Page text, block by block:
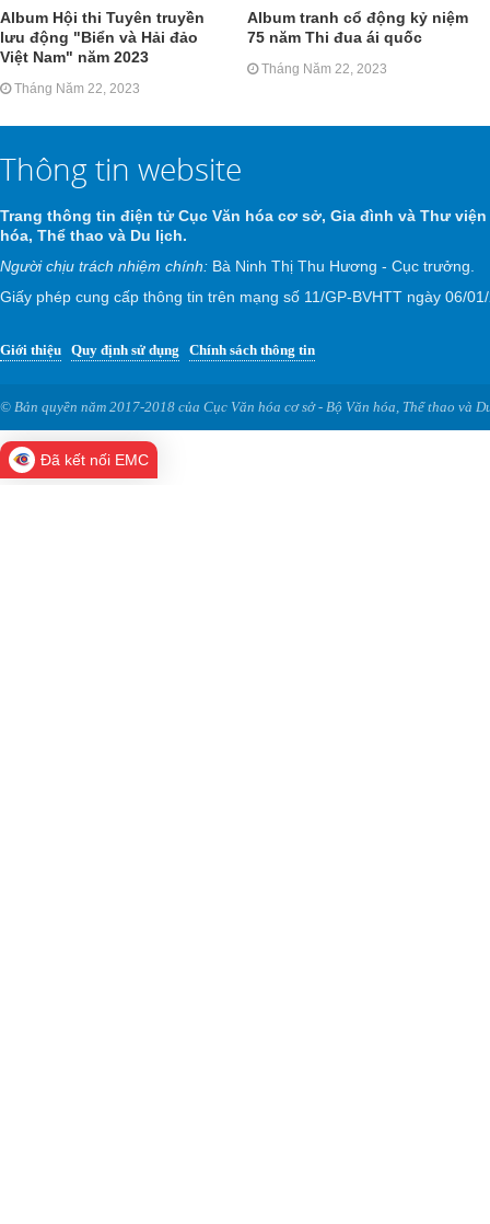
Album Hội thi Tuyên truyền
lưu động "Biển và Hải đảo
Việt Nam" năm 2023
Tháng Năm 22, 2023
Album tranh cổ động kỷ niệm
75 năm Thi đua ái quốc
Tháng Năm 22, 2023
Thông tin website
Trang thông tin điện tử Cục Văn hóa cơ sở, Gia đình và Thư viện
hóa, Thể thao và Du lịch.
Người chịu trách nhiệm chính: Bà Ninh Thị Thu Hương - Cục trưởng.
Giấy phép cung cấp thông tin trên mạng số 11/GP-BVHTT ngày 06/
Giới thiệu Quy định sử dụng Chính sách thông tin
© Bản quyền năm 2017-2018 của Cục Văn hóa cơ sở - Bộ Văn hóa, Thể thao và
Đã kết nối EMC